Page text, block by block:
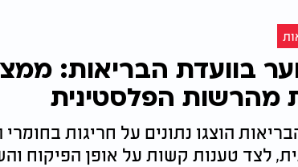
בוועדת הבריאות:
מהרשות הפלסטינית
הוצגו נתונים על חריגות
לצד טענות קשות על אופן הפיקוח